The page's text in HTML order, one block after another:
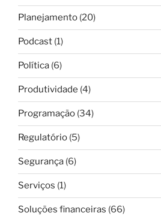
Planejamento (20)
Podcast (1)
Política (6)
Produtividade (4)
Programação (34)
Regulatório (5)
Segurança (6)
Serviços (1)
Soluções financeiras (66)